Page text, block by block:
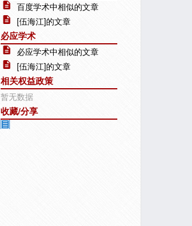
百度学术中相似的文章
[伍海江]的文章
必应学术
必应学术中相似的文章
[伍海江]的文章
相关权益政策
暂无数据
收藏/分享